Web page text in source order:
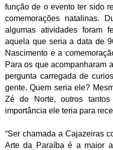
função de o evento ter sido
comemorações natalinas.
algumas atividades foram
aquela que seria a data de
Nascimento e a
Para os que acompanharam
pergunta carregada de
gente. Quem seria ele?
Zé do Norte, outros
importância ele teria para
“Ser chamada a Cajazeiras
Arte da Paraíba é a maior